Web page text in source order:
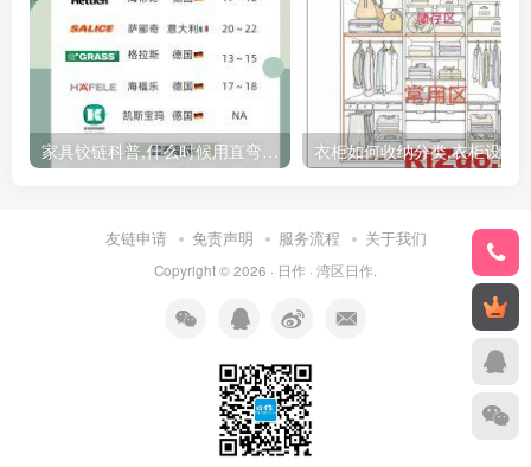
家具铰链科普,什么时候用直弯,中弯,大弯铰链
友链申请 免责声明 服务流程 关于我们
Copyright © 2026 · 日作 · 湾区日作.